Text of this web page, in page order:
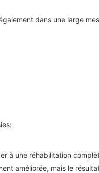
dans une large
à une réhabilitation
améliorée, mais le